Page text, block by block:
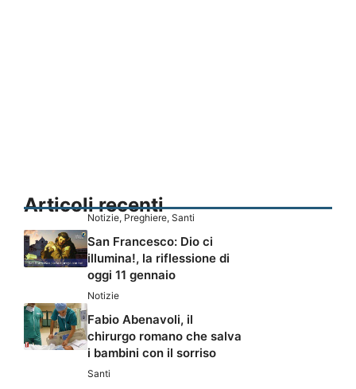
Articoli recenti
Notizie, Preghiere, Santi
San Francesco: Dio ci
illumina!, la riflessione di
oggi 11 gennaio
Notizie
Fabio Abenavoli, il
chirurgo romano che salva
i bambini con il sorriso
Santi